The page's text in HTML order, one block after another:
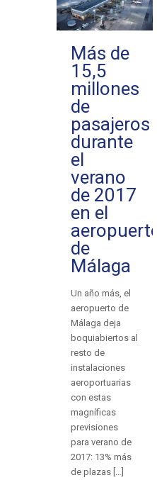
Más de
15,5
millones
de
pasajeros
durante
el
verano
de 2017
en el
aeropuerto
de
Málaga
Un año más, el
aeropuerto de
Málaga deja
boquiabiertos al
resto de
instalaciones
aeroportuarias
con estas
magníficas
previsiones
para verano de
2017: 13% más
de plazas[…]